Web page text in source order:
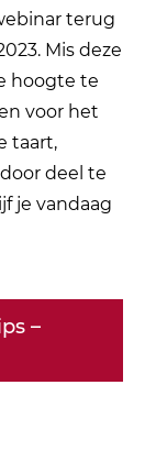
terug
Mis deze
hoogte te
voor het
taart,
deel te
je vandaag
–